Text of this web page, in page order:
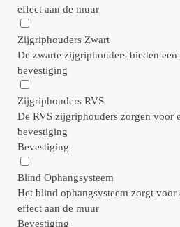
effect aan de muur
Zijgriphouders Zwart
De zwarte zijgriphouders bieden een
bevestiging
Zijgriphouders RVS
De RVS zijgriphouders zorgen voor
bevestiging
Bevestiging
Blind Ophangsysteem
Het blind ophangsysteem zorgt voor
effect aan de muur
Bevestiging